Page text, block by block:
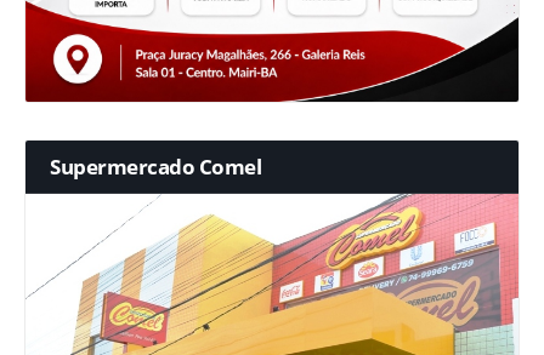
Supermercado Comel